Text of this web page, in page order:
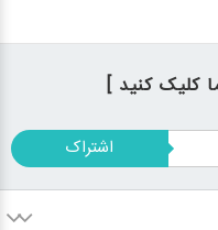
کلیک کنید ]
اشتراک